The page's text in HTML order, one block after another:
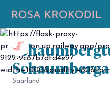
☀️ Heute
Plane mit Kroki
Saarland